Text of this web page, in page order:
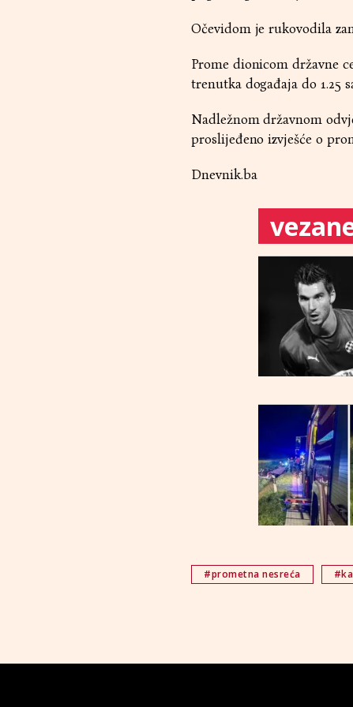
Očevidom je rukovodila
Prome dionicom državne
trenutka događaja do 1.25
Nadležnom državnom
proslijeđeno izvješće o
Dnevnik.ba
#prometna nesreća